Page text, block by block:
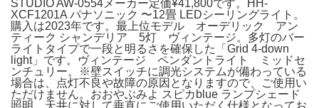
STUDIO AW-0554メーカー定価¥41,800です。HH-
XCF1201A パナソニック 〜12畳 LEDシーリングライト。
購入は2023年です。最上位モデル オーデリック アン
ティーク シャンデリア 5灯 ヴィンテージ。多灯のバー
ライトタイプで一段と明るさを確保した「Grid 4-down
light」です。ヴィンテージ ペンダントライト ミッドセ
ンチュリー。※壁スイッチに調光システムが備わっている
場合は、点灯不良や故障の原因となりますので、ご使用い
ただけません。おおやぶみよ スピカblue ランプシェード
照明。天井に対して垂直にご使用いただく仕様となってお